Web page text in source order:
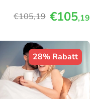
€105,19 €105,19
28% Rabatt